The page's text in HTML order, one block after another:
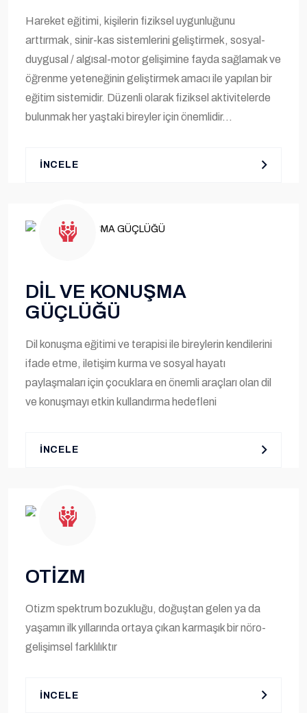
Hareket eğitimi, kişilerin fiziksel uygunluğunu
arttırmak, sinir-kas sistemlerini geliştirmek, sosyal-
duygusal / algısal-motor gelişimine fayda sağlamak ve
öğrenme yeteneğinin geliştirmek amacı ile yapılan bir
eğitim sistemidir. Düzenli olarak fiziksel aktivitelerde
bulunmak her yaştaki bireyler için önemlidir...
İNCELE
DİL VE KONUŞMA
GÜÇLÜĞÜ
Dil konuşma eğitimi ve terapisi ile bireylerin kendilerini
ifade etme, iletişim kurma ve sosyal hayatı
paylaşmaları için çocuklara en önemli araçları olan dil
ve konuşmayı etkin kullandırma hedefleni
İNCELE
OTİZM
Otizm spektrum bozukluğu, doğuştan gelen ya da
yaşamın ilk yıllarında ortaya çıkan karmaşık bir nöro-
gelişimsel farklılıktır
İNCELE